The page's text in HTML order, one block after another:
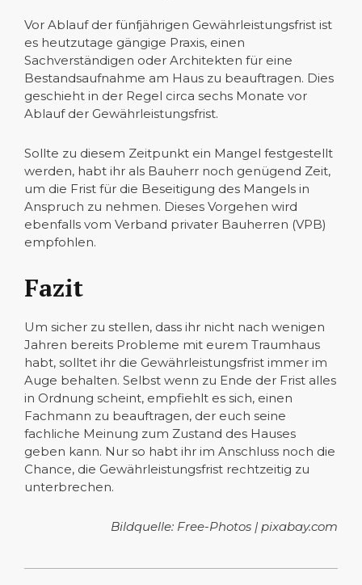
Vor Ablauf der fünfjährigen Gewährleistungsfrist ist
es heutzutage gängige Praxis, einen
Sachverständigen oder Architekten für eine
Bestandsaufnahme am Haus zu beauftragen. Dies
geschieht in der Regel circa sechs Monate vor
Ablauf der Gewährleistungsfrist.
Sollte zu diesem Zeitpunkt ein Mangel festgestellt
werden, habt ihr als Bauherr noch genügend Zeit,
um die Frist für die Beseitigung des Mangels in
Anspruch zu nehmen. Dieses Vorgehen wird
ebenfalls vom Verband privater Bauherren (VPB)
empfohlen.
Fazit
Um sicher zu stellen, dass ihr nicht nach wenigen
Jahren bereits Probleme mit eurem Traumhaus
habt, solltet ihr die Gewährleistungsfrist immer im
Auge behalten. Selbst wenn zu Ende der Frist alles
in Ordnung scheint, empfiehlt es sich, einen
Fachmann zu beauftragen, der euch seine
fachliche Meinung zum Zustand des Hauses
geben kann. Nur so habt ihr im Anschluss noch die
Chance, die Gewährleistungsfrist rechtzeitig zu
unterbrechen.
Bildquelle: Free-Photos | pixabay.com